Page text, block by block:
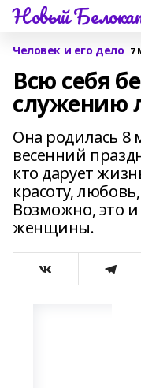
Новый
Человек и его дело 7
Всю себя
служению
Она родилась 8
весенний
кто дарует
красоту,
Возможно, это
женщины.